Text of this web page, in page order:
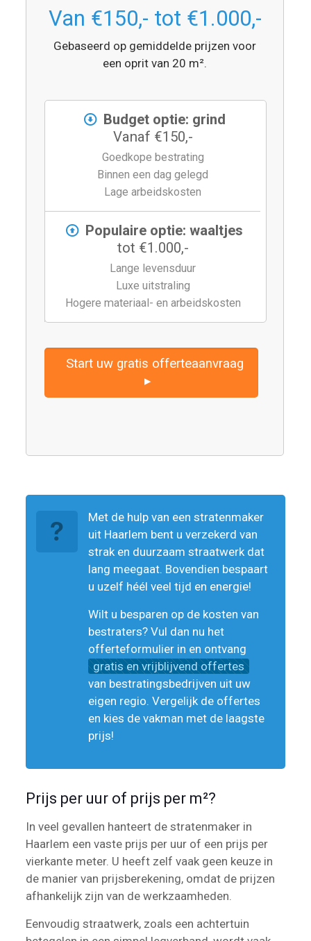
Van €150,- tot €1.000,-
Gebaseerd op gemiddelde prijzen voor
een oprit van 20 m².
Budget optie: grind
Vanaf €150,-
Goedkope bestrating
Binnen een dag gelegd
Lage arbeidskosten
Populaire optie: waaltjes
tot €1.000,-
Lange levensduur
Luxe uitstraling
Hogere materiaal- en arbeidskosten
Start uw gratis offerteaanvraag
▸
Met de hulp van een stratenmaker
uit Haarlem bent u verzekerd van
strak en duurzaam straatwerk dat
lang meegaat. Bovendien bespaart
u uzelf héél veel tijd en energie!
Wilt u besparen op de kosten van
bestraters? Vul dan nu het
offerteformulier in en ontvang
gratis en vrijblijvend offertes
van bestratingsbedrijven uit uw
eigen regio. Vergelijk de offertes
en kies de vakman met de laagste
prijs!
Prijs per uur of prijs per m²?
In veel gevallen hanteert de stratenmaker in
Haarlem een vaste prijs per uur of een prijs per
vierkante meter. U heeft zelf vaak geen keuze in
de manier van prijsberekening, omdat de prijzen
afhankelijk zijn van de werkzaamheden.
Eenvoudig straatwerk, zoals een achtertuin